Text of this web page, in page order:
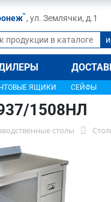
, ул. Землячки, д.1
ЯЩИКИ СЕЙФЫ
1508НЛ
столы